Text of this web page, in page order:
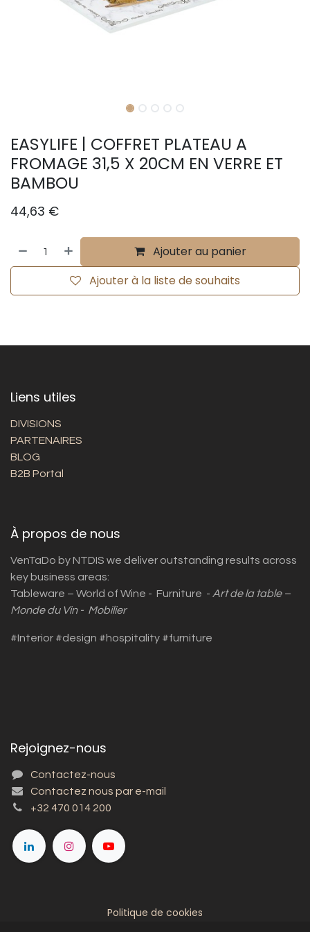
EASYLIFE | COFFRET PLATEAU A
FROMAGE 31,5 X 20CM EN VERRE ET
BAMBOU
44,63 €
Ajouter au panier
Ajouter à la liste de souhaits
Liens utiles
DIVISIONS
PARTENAIRES
BLOG
B2B Portal
À propos de nous
VenTaDo by NTDIS we deliver outstanding results across
key business areas:
Tableware – World of Wine - Furniture - Art de la table –
Monde du Vin - Mobilier
#Interior #design #hospitality #furniture
Rejoignez-nous
Contactez-nous
Contactez nous par e-mail
+32 470 014 200
Politique de cookies